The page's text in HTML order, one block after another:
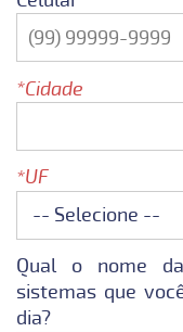
Cidade
UF
Qual o nome
sistemas que
dia?